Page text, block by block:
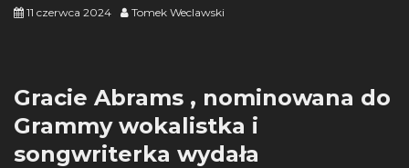
11 czerwca 2024 Tomek Weclawski
Gracie Abrams , nominowana do
Grammy wokalistka i
songwriterka wydała